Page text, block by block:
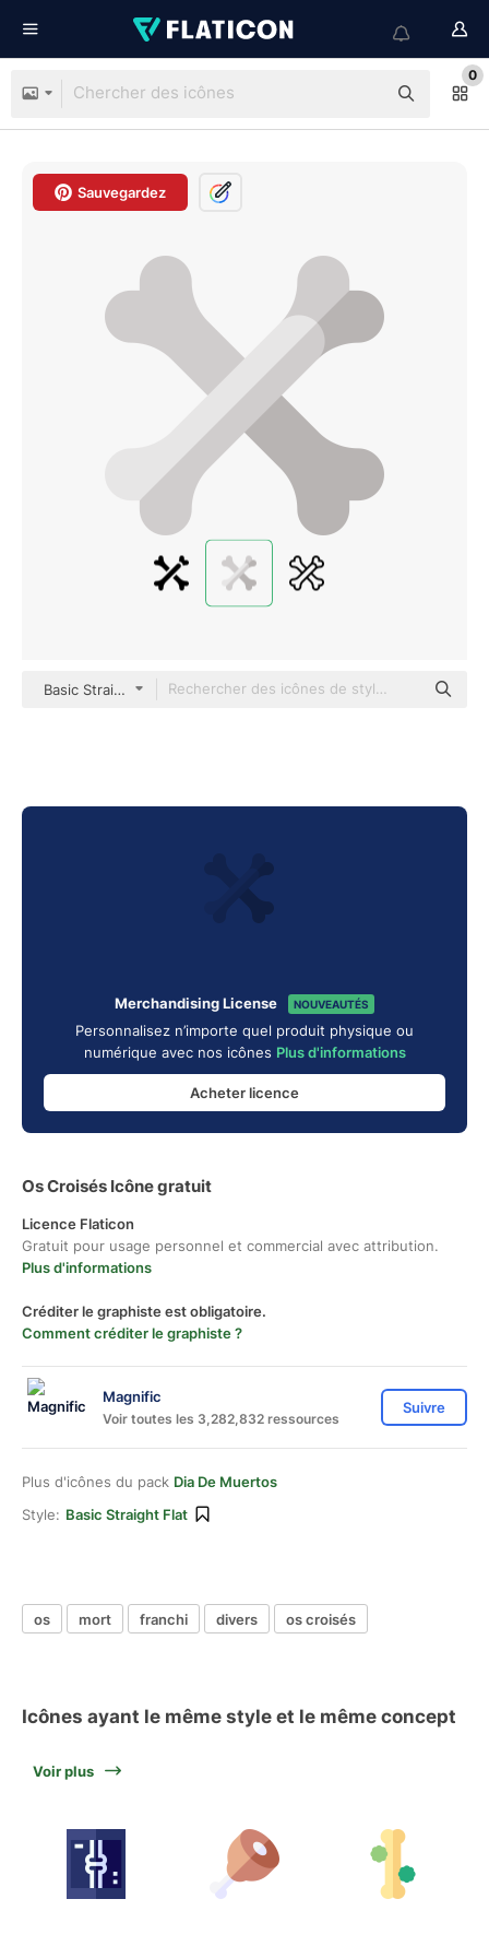
0
Sauvegardez
Basic Straight Flat
Merchandising License NOUVEAUTÉS
Personnalisez n’importe quel produit physique ou
numérique avec nos icônes Plus d'informations
Acheter licence
Os Croisés Icône gratuit
Licence Flaticon
Gratuit pour usage personnel et commercial avec attribution.
Plus d'informations
Créditer le graphiste est obligatoire.
Comment créditer le graphiste ?
Magnific
Voir toutes les 3,282,832 ressources
Suivre
Plus d'icônes du pack Dia De Muertos
Style: Basic Straight Flat
os mort franchi divers os croisés
Icônes ayant le même style et le même concept
Voir plus